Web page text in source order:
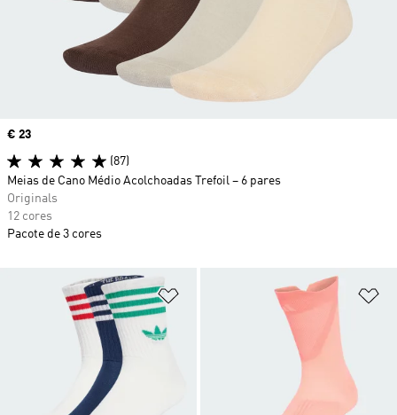
Adicionar à Lista de Desejos
Price
€ 23
(87)
Meias de Cano Médio Acolchoadas Trefoil – 6 pares
Originals
12 cores
Pacote de 3 cores